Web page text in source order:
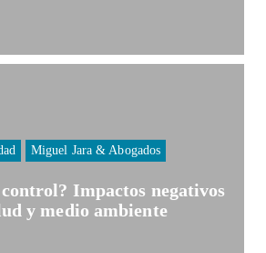
Miguel Jara & Abogados
Impactos negativos
y medio ambiente